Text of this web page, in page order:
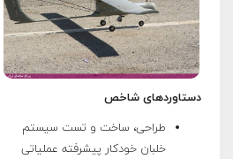
دستاوردهای شاخص
طراحی، ساخت و تست سیستم
خلبان خودکار پیشرفته عملیاتی